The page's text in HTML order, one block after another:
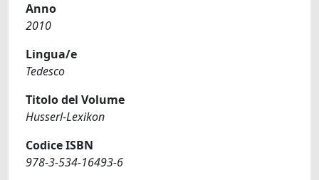
Anno
2010
Lingua/e
Tedesco
Titolo del Volume
Husserl-Lexikon
Codice ISBN
978-3-534-16493-6